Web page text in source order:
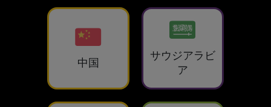
中国
サウジアラビ
ア